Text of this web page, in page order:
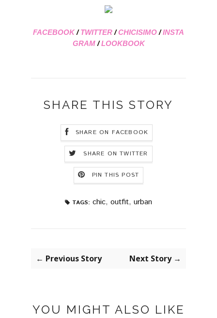
FACEBOOK/TWITTER /CHICISIMO /INSTA
GRAM/LOOKBOOK
SHARE THIS STORY
SHARE ON FACEBOOK
SHARE ON TWITTER
PIN THIS POST
TAGS: chic, outfit, urban
← Previous Story Next Story →
YOU MIGHT ALSO LIKE